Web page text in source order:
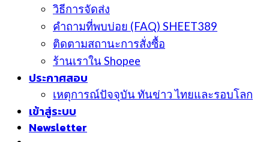
วิธีการจัดส่ง
คำถามที่พบบ่อย (FAQ) SHEET389
ติดตามสถานะการสั่งซื้อ
ร้านเราใน Shopee
ประกาศสอบ
เหตุการณ์ปัจจุบัน ทันข่าว ไทยและรอบโลก
เข้าสู่ระบบ
Newsletter